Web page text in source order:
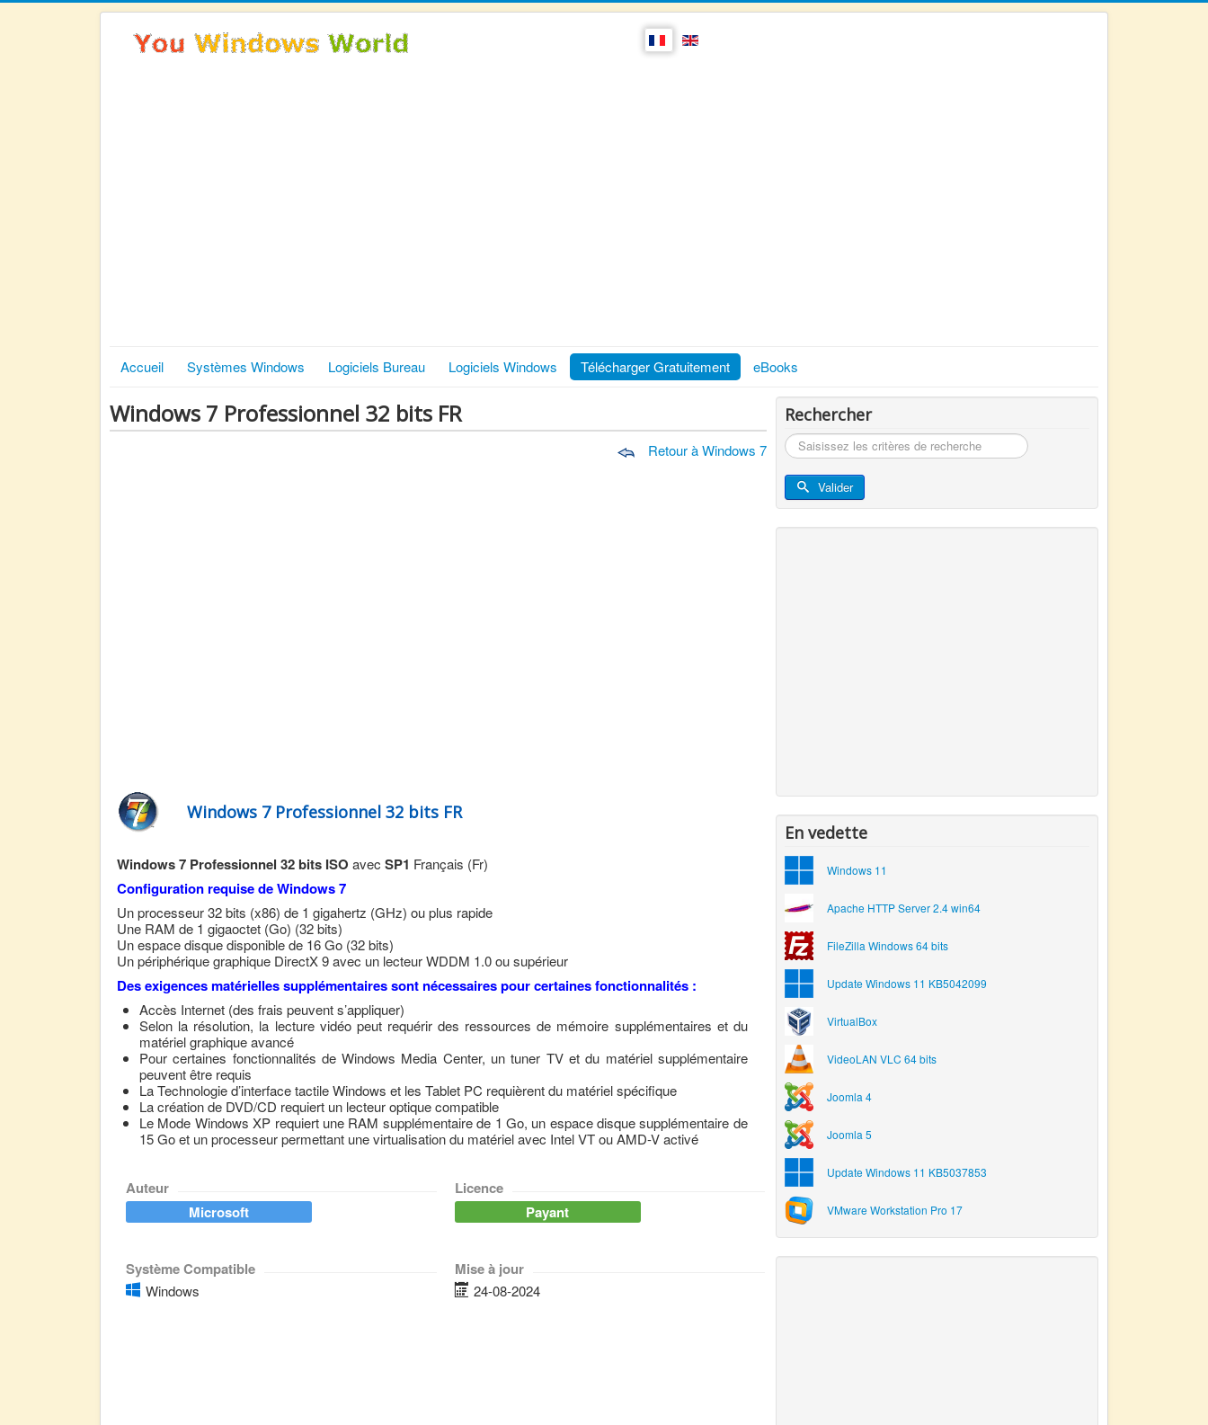
Accueil Systèmes Windows Logiciels Bureau Logiciels Windows Télécharger Gratuitement eBooks
Windows 7 Professionnel 32 bits FR
Retour à Windows 7
Windows 7 Professionnel 32 bits FR
Windows 7 Professionnel 32 bits ISO avec SP1 Français (Fr)
Configuration requise de Windows 7
Un processeur 32 bits (x86) de 1 gigahertz (GHz) ou plus rapide
Une RAM de 1 gigaoctet (Go) (32 bits)
Un espace disque disponible de 16 Go (32 bits)
Un périphérique graphique DirectX 9 avec un lecteur WDDM 1.0 ou supérieur
Des exigences matérielles supplémentaires sont nécessaires pour certaines fonctionnalités :
Accès Internet (des frais peuvent s’appliquer)
Selon la résolution, la lecture vidéo peut requérir des ressources de mémoire supplémentaires et du
matériel graphique avancé
Pour certaines fonctionnalités de Windows Media Center, un tuner TV et du matériel supplémentaire
peuvent être requis
La Technologie d’interface tactile Windows et les Tablet PC requièrent du matériel spécifique
La création de DVD/CD requiert un lecteur optique compatible
Le Mode Windows XP requiert une RAM supplémentaire de 1 Go, un espace disque supplémentaire de
15 Go et un processeur permettant une virtualisation du matériel avec Intel VT ou AMD-V activé
Auteur
Microsoft
Licence
Payant
Système Compatible
Windows
Mise à jour
24-08-2024
Rechercher
Rechercher
Valider
En vedette
Windows 11
Apache HTTP Server 2.4 win64
FileZilla Windows 64 bits
Update Windows 11 KB5042099
VirtualBox
VideoLAN VLC 64 bits
Joomla 4
Joomla 5
Update Windows 11 KB5037853
VMware Workstation Pro 17